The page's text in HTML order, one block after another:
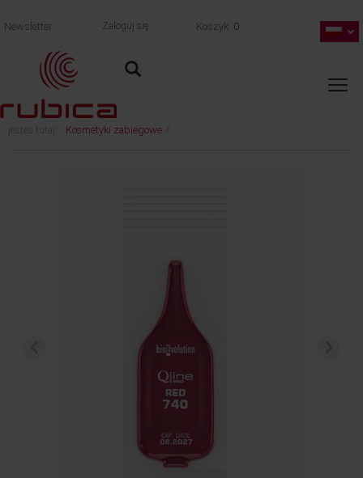
Newsletter Zaloguj się Koszyk 0
jesteś tutaj: Kosmetyki zabiegowe